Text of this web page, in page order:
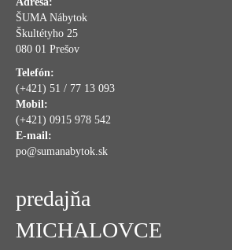
ŠUMA Nábytok
Škultétyho 25
080 01 Prešov
Telefón:
(+421) 51 / 77 13 093
Mobil:
(+421) 0915 978 542
E-mail:
po@sumanabytok.sk
predajňa
MICHALOVCE